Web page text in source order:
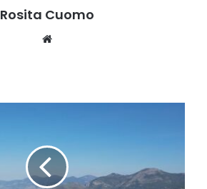
Rosita Cuomo